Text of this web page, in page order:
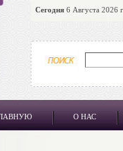
Сегодня 6 Августа 2026
О НАС